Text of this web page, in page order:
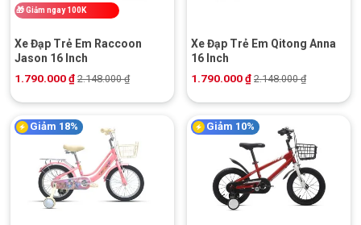
🎁Giảm ngay 100K
Xe Đạp Trẻ Em Raccoon
Jason 16 Inch
1.790.000₫ 2.148.000₫
Xe Đạp Trẻ Em Qitong Anna
16 Inch
1.790.000₫ 2.148.000₫
Giảm 18% Giảm 10%